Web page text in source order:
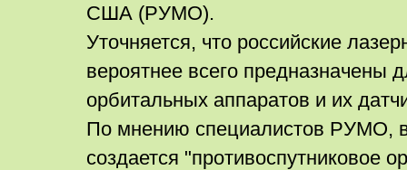
США (РУМО).
Уточняется, что российские
вероятнее всего предназначены
орбитальных аппаратов и их
По мнению специалистов РУМО,
создается "противоспутниковое